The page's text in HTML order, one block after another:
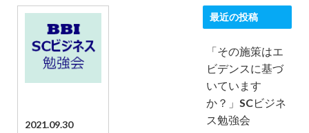
2021.09.30
最近の投稿
「その施策はエ
ビデンスに基づ
いています
か？」SCビジネ
ス勉強会